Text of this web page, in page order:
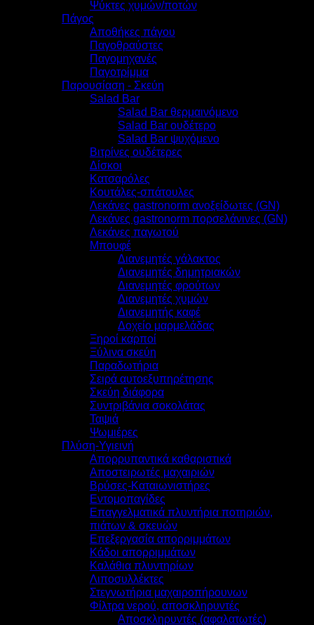
Ψύκτες χυμών/ποτών
Πάγος
Αποθήκες πάγου
Παγοθραύστες
Παγομηχανές
Παγοτρίμμα
Παρουσίαση - Σκεύη
Salad Bar
Salad Bar θερμαινόμενο
Salad Bar ουδέτερο
Salad Bar ψυχόμενο
Βιτρίνες ουδέτερες
Δίσκοι
Κατσαρόλες
Κουτάλες-σπάτουλες
Λεκάνες gastronorm ανοξείδωτες (GN)
Λεκάνες gastronorm πορσελάνινες (GN)
Λεκάνες παγωτού
Μπουφέ
Διανεμητές γάλακτος
Διανεμητές δημητριακών
Διανεμητές φρούτων
Διανεμητές χυμών
Διανεμητής καφέ
Δοχείο μαρμελάδας
Ξηροί καρποί
Ξύλινα σκεύη
Παραδωτήρια
Σειρά αυτοεξυπηρέτησης
Σκεύη διάφορα
Συντριβάνια σοκολάτας
Ταψιά
Ψωμιέρες
Πλύση-Υγιεινή
Απορρυπαντικά καθαριστικά
Αποστειρωτές μαχαιριών
Βρύσες-Καταιωνιστήρες
Εντομοπαγίδες
Επαγγελματικά πλυντήρια ποτηριών,
πιάτων & σκευών
Επεξεργασία απορριμμάτων
Κάδοι απορριμμάτων
Καλάθια πλυντηρίων
Λιποσυλλέκτες
Στεγνωτήρια μαχαιροπήρουνων
Φίλτρα νερού, αποσκληρυντές
Αποσκληρυντές (αφαλατωτές)